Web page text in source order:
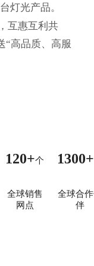
灯光产品。
互惠互利共
“高品质、高服
120+个 1300+
全球销售
网点
全球合
伴